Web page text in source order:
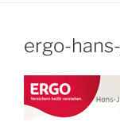
ergo-